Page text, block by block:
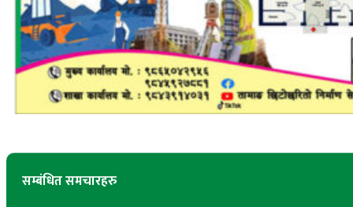
सम्बंधित समचारहरु